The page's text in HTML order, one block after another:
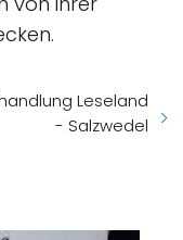
Leseland
- Salzwedel